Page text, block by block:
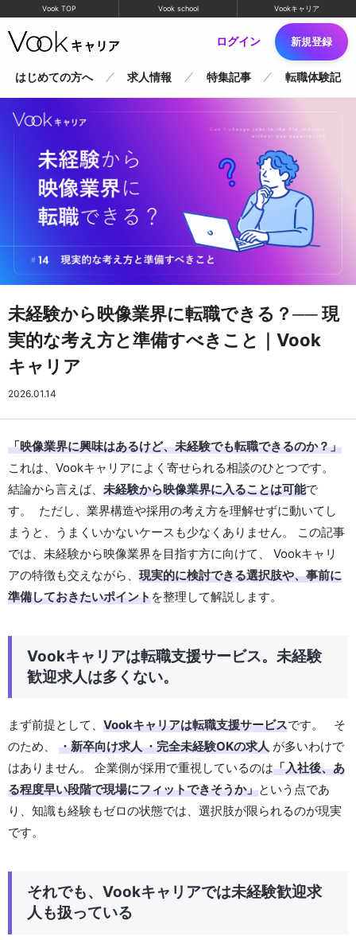
Vook TOP Vook school Vookキャリア
ログイン 新規登録
はじめての方へ 求人情報 特集記事 転職体験記
未経験から映像業界に転職できる？── 現
実的な考え方と準備すべきこと｜Vook
キャリア
2026.01.14
「映像業界に興味はあるけど、未経験でも転職できるのか？」
これは、Vookキャリアによく寄せられる相談のひとつです。
結論から言えば、 未経験から映像業界に入ることは可能で
す。 ただし、業界構造や採用の考え方を理解せずに動いてし
まうと、うまくいかないケースも少なくありません。 この記事
では、未経験から映像業界を目指す方に向けて、 Vookキャリ
アの特徴も交えながら、 現実的に検討できる選択肢や、事前に
準備しておきたいポイントを整理して解説します。
Vookキャリアは転職支援サービス。未経験
歓迎求人は多くない。
まず前提として、 Vookキャリアは転職支援サービスです。 そ
のため、 ・新卒向け求人 ・完全未経験OKの求人 が多いわけで
はありません。 企業側が採用で重視しているのは「入社後、あ
る程度早い段階で現場にフィットできそうか」という点であ
り、知識も経験もゼロの状態では、選択肢が限られるのが現実
です。
それでも、Vookキャリアでは未経験歓迎求
人も扱っている